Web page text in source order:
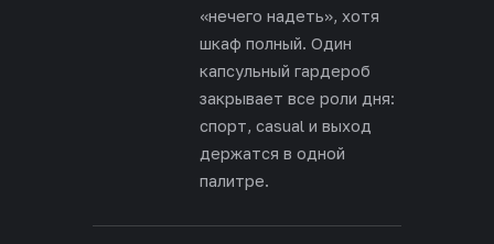
«нечего надеть», хотя
шкаф полный. Один
капсульный гардероб
закрывает все роли дня:
спорт, casual и выход
держатся в одной
палитре.